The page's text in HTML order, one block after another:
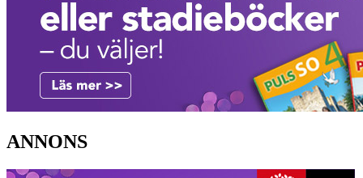
ANNONS